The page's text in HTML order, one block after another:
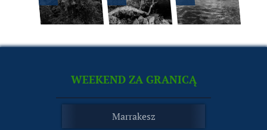
WEEKEND ZA GRANICĄ
Marrakesz